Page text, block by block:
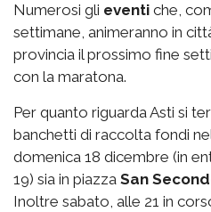
Numerosi gli eventi che,
settimane, animeranno in
provincia il prossimo fine
con la maratona.
Per quanto riguarda Asti si
banchetti di raccolta fondi
domenica 18 dicembre (in
19) sia in piazza San
Inoltre sabato, alle 21 in